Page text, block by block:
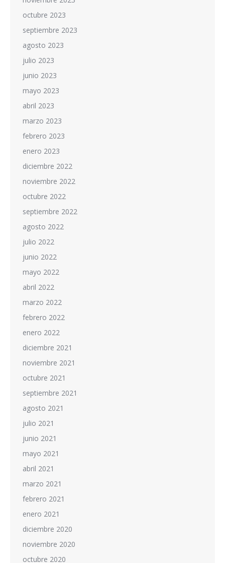
octubre 2023
septiembre 2023
agosto 2023
julio 2023
junio 2023
mayo 2023
abril 2023
marzo 2023
febrero 2023
enero 2023
diciembre 2022
noviembre 2022
octubre 2022
septiembre 2022
agosto 2022
julio 2022
junio 2022
mayo 2022
abril 2022
marzo 2022
febrero 2022
enero 2022
diciembre 2021
noviembre 2021
octubre 2021
septiembre 2021
agosto 2021
julio 2021
junio 2021
mayo 2021
abril 2021
marzo 2021
febrero 2021
enero 2021
diciembre 2020
noviembre 2020
octubre 2020